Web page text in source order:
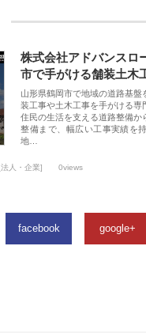
株式会社アドバンスロ
市で手がける舗装土木
山形県鶴岡市で地域の道路基盤
装工事や土木工事を手がける専
住民の生活を支える道路整備か
整備まで、幅広い工事実績を
地…
人・企業] 0views
facebook google+